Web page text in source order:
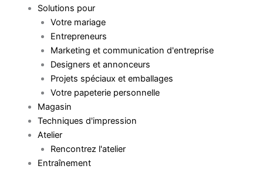
Solutions pour
Votre mariage
Entrepreneurs
Marketing et communication d'entreprise
Designers et annonceurs
Projets spéciaux et emballages
Votre papeterie personnelle
Magasin
Techniques d'impression
Atelier
Rencontrez l'atelier
Entraînement